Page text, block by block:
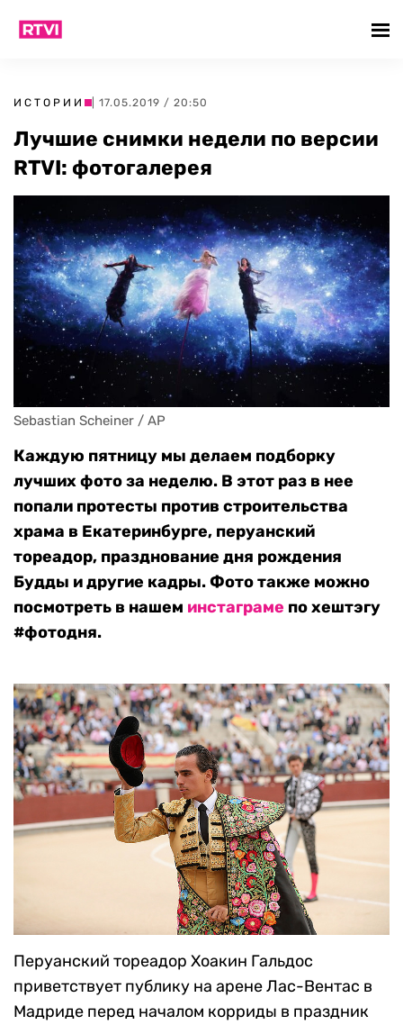
ИСТОРИИ | 17.05.2019 / 20:50
Лучшие снимки недели по версии
RTVI: фотогалерея
Sebastian Scheiner / AP
Каждую пятницу мы делаем подборку
лучших фото за неделю. В этот раз в нее
попали протесты против строительства
храма в Екатеринбурге, перуанский
тореадор, празднование дня рождения
Будды и другие кадры. Фото также можно
посмотреть в нашем инстаграме по хештэгу
#фотодня.
Перуанский тореадор Хоакин Гальдос
приветствует публику на арене Лас-Вентас в
Мадриде перед началом корриды в праздник